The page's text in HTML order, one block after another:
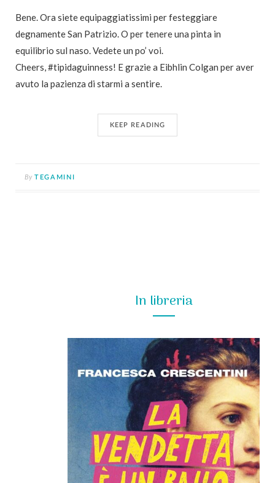
Bene. Ora siete equipaggiatissimi per festeggiare
degnamente San Patrizio. O per tenere una pinta in
equilibrio sul naso. Vedete un po’ voi.
Cheers, #tipidaguinness! E grazie a Eibhlin Colgan per aver
avuto la pazienza di starmi a sentire.
KEEP READING
By TEGAMINI
In libreria